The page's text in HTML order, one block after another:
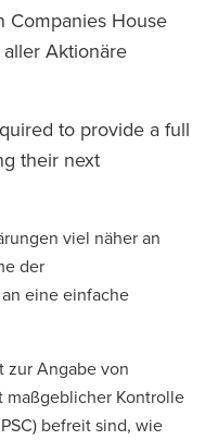
Companies House
Aktionäre
to provide a full
their next
viel näher an
der
eine einfache
zur Angabe von
maßgeblicher Kontrolle
befreit sind, wie